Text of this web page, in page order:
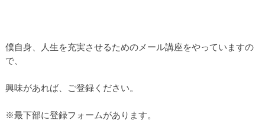
僕自身、人生を充実させるためのメール講座をやっていますの
で、
興味があれば、ご登録ください。
※最下部に登録フォームがあります。